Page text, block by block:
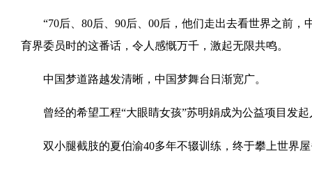
“70后、80后、90后、00后，他们走出去看世界之前，
育界委员时的这番话，令人感慨万千，激起无限共鸣。
中国梦道路越发清晰，中国梦舞台日渐宽广。
曾经的希望工程“大眼睛女孩”苏明娟成为公益项目发起
双小腿截肢的夏伯渝40多年不辍训练，终于攀上世界屋